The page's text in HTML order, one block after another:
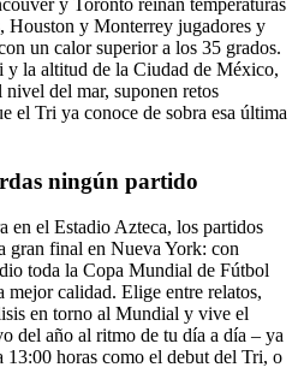
Houston y Monterrey jugadores y
un calor superior a los 35 grados.
y la altitud de la Ciudad de México,
nivel del mar, suponen retos
el Tri ya conoce de sobra esa última
ningún partido
en el Estadio Azteca, los partidos
gran final en Nueva York: con
toda la Copa Mundial de Fútbol
calidad. Elige entre relatos,
en torno al Mundial y vive el
del año al ritmo de tu día a día – ya
13:00 horas como el debut del Tri, o